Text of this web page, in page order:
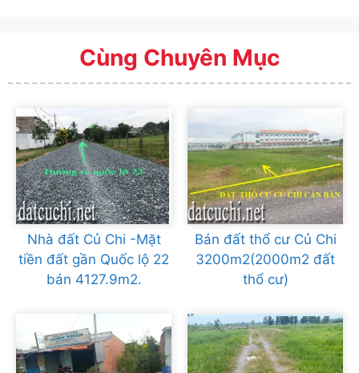
Cùng Chuyên Mục
Nhà đất Củ Chi -Mặt
tiền đất gần Quốc lộ 22
bán 4127.9m2.
Bán đất thổ cư Củ Chi
3200m2(2000m2 đất
thổ cư)